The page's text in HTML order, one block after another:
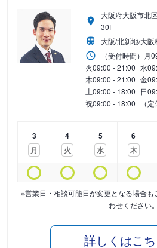
大阪府大阪市北
30F
大阪/北新地/大
（受付時間） 月
火09:00 - 21:00 水
木09:00 - 21:00 金
土09:00 - 18:00 日
祝09:00 - 18:00 （
3
月
4
火
5
水
6
木
※営業日・相談可能日が変更となる場合
わせください。
詳しくはこ